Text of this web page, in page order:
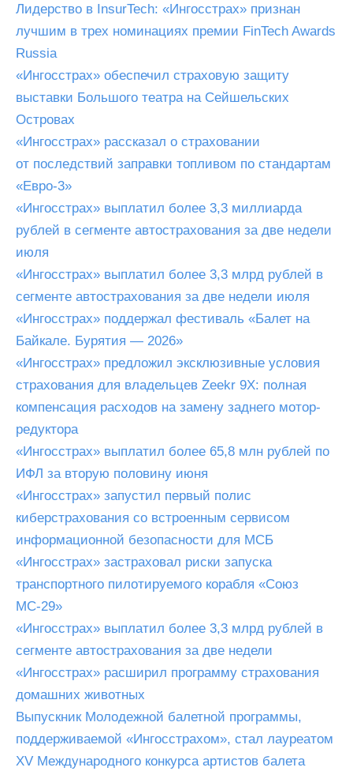
Лидерство в InsurTech: «Ингосстрах» признан
лучшим в трех номинациях премии FinTech Awards
Russia
«Ингосстрах» обеспечил страховую защиту
выставки Большого театра на Сейшельских
Островах
«Ингосстрах» рассказал о страховании
от последствий заправки топливом по стандартам
«Евро-3»
«Ингосстрах» выплатил более 3,3 миллиарда
рублей в сегменте автострахования за две недели
июля
«Ингосстрах» выплатил более 3,3 млрд рублей в
сегменте автострахования за две недели июля
«Ингосстрах» поддержал фестиваль «Балет на
Байкале. Бурятия — 2026»
«Ингосстрах» предложил эксклюзивные условия
страхования для владельцев Zeekr 9X: полная
компенсация расходов на замену заднего мотор-
редуктора
«Ингосстрах» выплатил более 65,8 млн рублей по
ИФЛ за вторую половину июня
«Ингосстрах» запустил первый полис
киберстрахования со встроенным сервисом
информационной безопасности для МСБ
«Ингосстрах» застраховал риски запуска
транспортного пилотируемого корабля «Союз
МС-29»
«Ингосстрах» выплатил более 3,3 млрд рублей в
сегменте автострахования за две недели
«Ингосстрах» расширил программу страхования
домашних животных
Выпускник Молодежной балетной программы,
поддерживаемой «Ингосстрахом», стал лауреатом
XV Международного конкурса артистов балета